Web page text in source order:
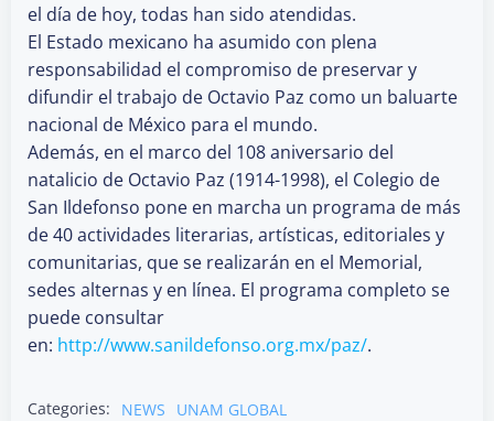
el día de hoy, todas han sido atendidas.
El Estado mexicano ha asumido con plena
responsabilidad el compromiso de preservar y
difundir el trabajo de Octavio Paz como un baluarte
nacional de México para el mundo.
Además, en el marco del 108 aniversario del
natalicio de Octavio Paz (1914-1998), el Colegio de
San Ildefonso pone en marcha un programa de más
de 40 actividades literarias, artísticas, editoriales y
comunitarias, que se realizarán en el Memorial,
sedes alternas y en línea. El programa completo se
puede consultar
en: http://www.sanildefonso.org.mx/paz/.
Categories: NEWS
UNAM GLOBAL